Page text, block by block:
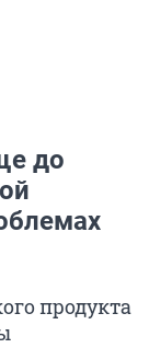
до
продукта